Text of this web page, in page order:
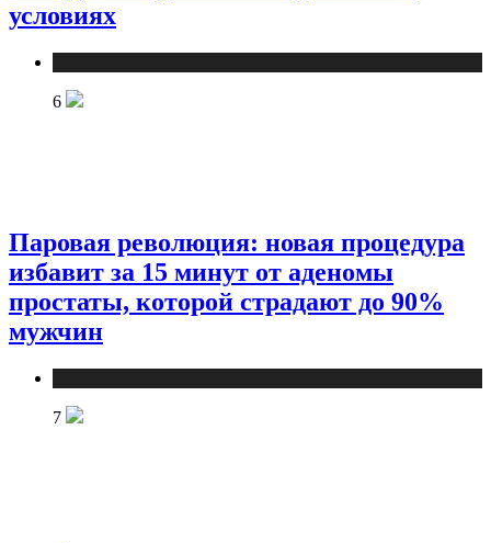
условиях
6
Паровая революция: новая процедура
избавит за 15 минут от аденомы
простаты, которой страдают до 90%
мужчин
7